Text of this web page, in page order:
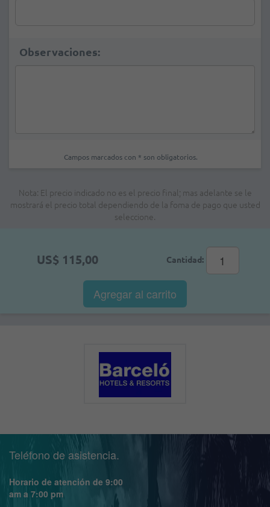
Observaciones:
Campos marcados con * son obligatorios.
Nota: El precio indicado no es el precio final; mas adelante se le
mostrará el precio total dependiendo de la foma de pago que usted
seleccione.
US$ 115,00 Cantidad:
Agregar al carrito
Teléfono de asistencia.
Horario de atención de 9:00
am a 7:00 pm